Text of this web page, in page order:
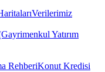
Verilerimiz
Yatırım
RehberiKonut Kredisi